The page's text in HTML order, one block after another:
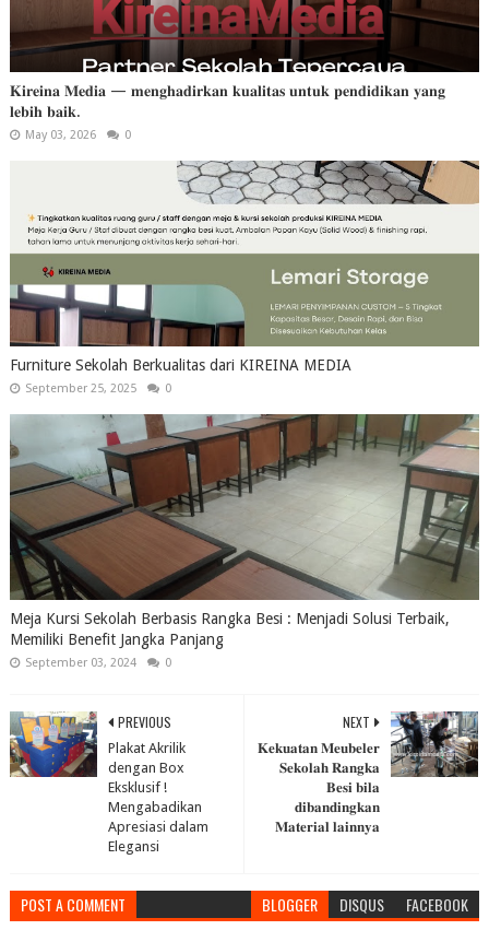
𝐊𝐢𝐫𝐞𝐢𝐧𝐚 𝐌𝐞𝐝𝐢𝐚 — 𝐦𝐞𝐧𝐠𝐡𝐚𝐝𝐢𝐫𝐤𝐚𝐧 𝐤𝐮𝐚𝐥𝐢𝐭𝐚𝐬 𝐮𝐧𝐭𝐮𝐤 𝐩𝐞𝐧𝐝𝐢𝐝𝐢𝐤𝐚𝐧 𝐲𝐚𝐧𝐠
𝐥𝐞𝐛𝐢𝐡 𝐛𝐚𝐢𝐤.
May 03, 2026 0
Furniture Sekolah Berkualitas dari KIREINA MEDIA
September 25, 2025 0
Meja Kursi Sekolah Berbasis Rangka Besi : Menjadi Solusi Terbaik,
Memiliki Benefit Jangka Panjang
September 03, 2024 0
NEXT
𝐊𝐞𝐤𝐮𝐚𝐭𝐚𝐧 𝐌𝐞𝐮𝐛𝐞𝐥𝐞𝐫
𝐒𝐞𝐤𝐨𝐥𝐚𝐡 𝐑𝐚𝐧𝐠𝐤𝐚
𝐁𝐞𝐬𝐢 𝐛𝐢𝐥𝐚
𝐝𝐢𝐛𝐚𝐧𝐝𝐢𝐧𝐠𝐤𝐚𝐧
𝐌𝐚𝐭𝐞𝐫𝐢𝐚𝐥 𝐥𝐚𝐢𝐧𝐧𝐲𝐚
PREVIOUS
Plakat Akrilik
dengan Box
Eksklusif !
Mengabadikan
Apresiasi dalam
Elegansi
POST A COMMENT BLOGGER DISQUS FACEBOOK